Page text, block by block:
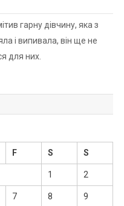
гарну дівчину, яка з
і випивала, він ще не
для них.
F S S
1 2
7 8 9